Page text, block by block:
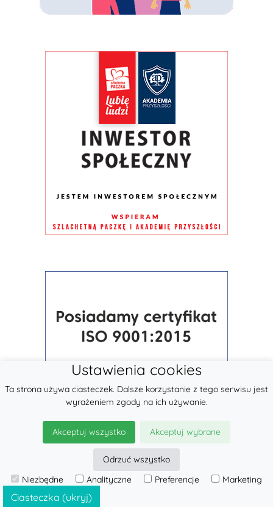
© 2026LennyLamb sp. z o.o.
·Nosidełka dla dzieci
Ciasteczka (ukryj)
Ustawienia cookies
Ta strona używa ciasteczek. Dalsze korzystanie z tego serwisu jest
wyrażeniem zgody na ich używanie.
Akceptuj wszystko Akceptuj wybrane
Odrzuć wszystko
Niezbędne
Analityczne Preferencje Marketing